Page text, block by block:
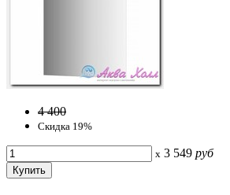
4 400
Скидка 19%
x 3 549 руб